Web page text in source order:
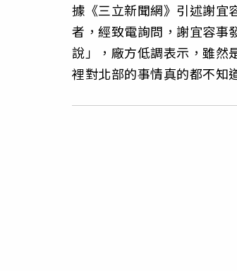
據《三立新聞網》引述謝宜
者，經致電詢問，謝宜容事
說」，廠方低調表示，雖然
裡對北部的事情真的都不知